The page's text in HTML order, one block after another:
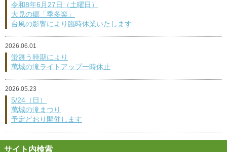
令和8年6月27日（土曜日）
大見の郷「季多楽」
台風の影響により臨時休業いたします
2026.06.01
蛍舞う時期により
萬城の滝ライトアップ一時休止
2026.05.23
5/24（日）
萬城の滝まつり
予定どおり開催します
サイト内検索